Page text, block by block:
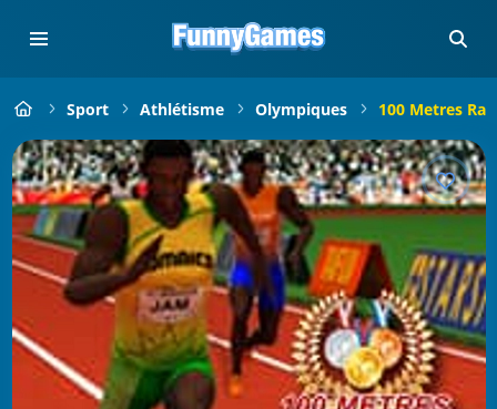
Sport Athlétisme Olympiques 100 Metres